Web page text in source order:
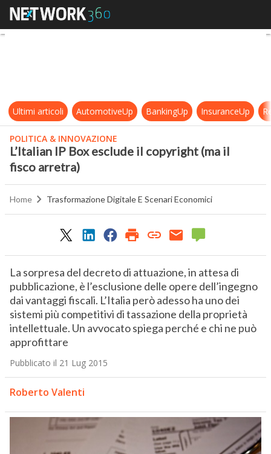
L’Italian IP Box esclude il
Ultimi articoli AutomotiveUp BankingUp InsuranceUp
POLITICA & INNOVAZIONE
L’Italian IP Box esclude il copyright (ma il
fisco arretra)
Home Trasformazione Digitale E Scenari Economici
La sorpresa del decreto di attuazione, in attesa di
pubblicazione, è l’esclusione delle opere dell’ingegno
dai vantaggi fiscali. L’Italia però adesso ha uno dei
sistemi più competitivi di tassazione della proprietà
intellettuale. Un avvocato spiega perché e chi ne può
approfittare
Pubblicato il 21 Lug 2015
Roberto Valenti